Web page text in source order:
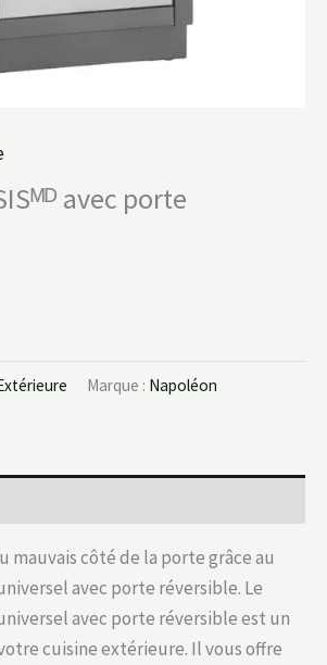
avec porte
Marque : Napoléon
mauvais côté de la porte grâce au
avec porte réversible. Le
avec porte réversible est un
cuisine extérieure. Il vous offre